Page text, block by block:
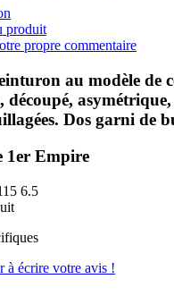
produit
propre commentaire
au modèle de
Dos garni de
1er Empire
6.5
à écrire votre avis !